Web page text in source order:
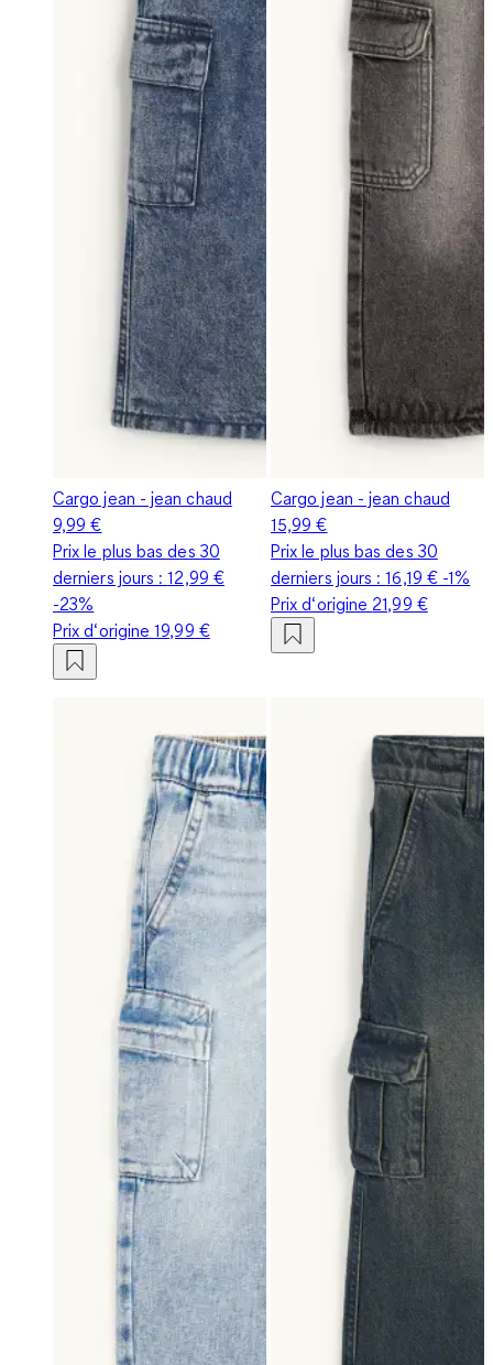
Cargo jean - jean chaud
9,99 €
Prix le plus bas des 30
derniers jours :12,99 €
-23%
Prix d‘origine19,99 €
Cargo jean - jean chaud
15,99 €
Prix le plus bas des 30
derniers jours :16,19 €-1%
Prix d‘origine 21,99 €